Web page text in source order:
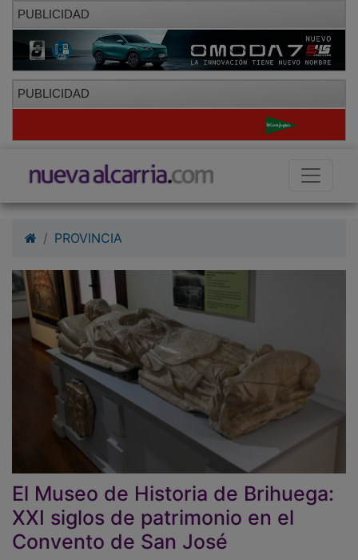
PUBLICIDAD
PUBLICIDAD
PROVINCIA
El Museo de Historia de Brihuega:
XXI siglos de patrimonio en el
Convento de San José